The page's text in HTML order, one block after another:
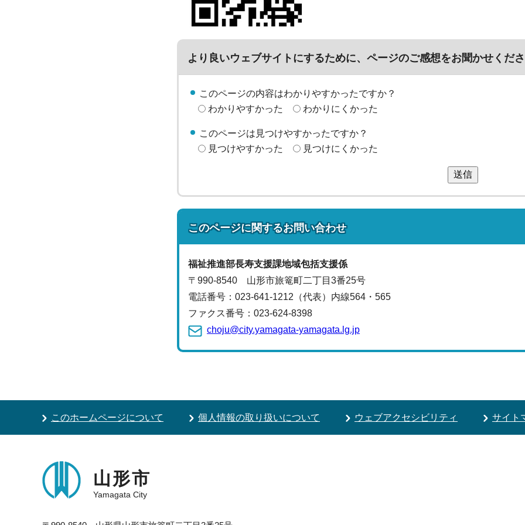
より良いウェブサイトにするために、ページのご感想をお聞かせくだ
このページの内容はわかりやすかったですか？
わかりやすかった
わかりにくかった
このページは見つけやすかったですか？
見つけやすかった
見つけにくかった
送信
このページに関するお問い合わせ
福祉推進部長寿支援課地域包括支援係
〒990-8540 山形市旅篭町二丁目3番25号
電話番号： 023-641-1212（代表） 内線564・565
ファクス番号：023-624-8398
choju@city.yamagata-yamagata.lg.jp
このホームページについて 個人情報の取り扱いについて ウェブアクセシビリティ サイト
山形市
Yamagata City